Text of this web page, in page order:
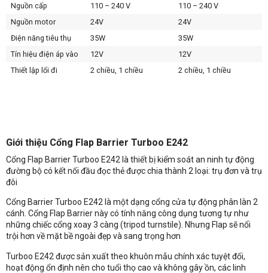
Giới thiệu Cổng Flap Barrier Turboo E242
Cổng Flap Barrier Turboo E242 là thiết bị kiểm soát an ninh tự động
đường bộ có kết nối đầu đọc thẻ được chia thành 2 loại: trụ đơn và trụ
đôi
Cổng Barrier Turboo E242 là một dạng cổng cửa tự động phân làn 2
cánh. Cổng Flap Barrier này có tính năng công dụng tương tự như
những chiếc cổng xoay 3 càng (tripod turnstile). Nhưng Flap sẽ nổi
trội hơn về mặt bề ngoài đẹp và sang trọng hơn
Turboo E242 được sản xuất theo khuôn mẫu chính xác tuyệt đối,
hoạt động ổn định nên cho tuổi thọ cao và không gây ồn, các linh
Nguồn cấp
110 – 240 V
110 – 240 V
Nguồn motor
24V
24V
Điện năng tiêu thụ
35W
35W
Tín hiệu điện áp vào
12V
12V
Thiết lập lối đi
2 chiều, 1 chiều 2 chiều, 1 chiều